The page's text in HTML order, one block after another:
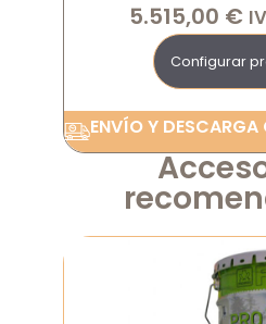
5.515,00 €
Configurar
ENVÍO Y DESCARGA